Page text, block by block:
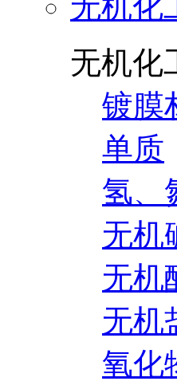
无机化
镀膜
单质
氢、
无机
无机
无机
氧化